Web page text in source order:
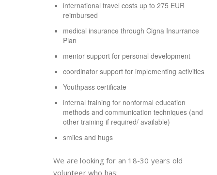
international travel costs up to 275 EUR
reimbursed
medical insurance through Cigna Insurrance
Plan
mentor support for personal development
coordinator support for implementing activities
Youthpass certificate
internal training for nonformal education
methods and communication techniques (and
other training if required/ available)
smiles and hugs
We are looking for an 18-30 years old
volunteer who has: